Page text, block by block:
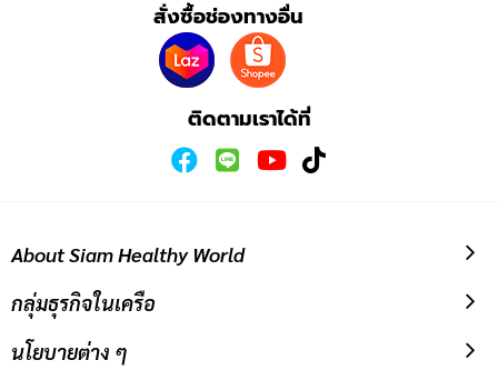
สั่งซื้อช่องทางอื่น
ติดตามเราได้ที่
About Siam Healthy World
กลุ่มธุรกิจในเครือ
นโยบายต่าง ๆ